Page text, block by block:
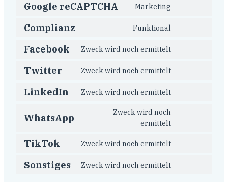
Google reCAPTCHA Marketing
Complianz Funktional
Facebook Zweck wird noch ermittelt
Twitter Zweck wird noch ermittelt
LinkedIn Zweck wird noch ermittelt
WhatsApp
Zweck wird noch
ermittelt
TikTok Zweck wird noch ermittelt
Sonstiges Zweck wird noch ermittelt